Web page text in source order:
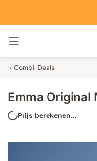
Combi-Deals
Emma Original
Prijs berekenen...